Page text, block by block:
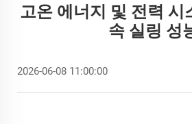
고온 에너지 및 전력 시
속 실링 성
2026-06-08 11:00:00